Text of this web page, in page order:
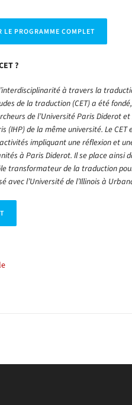
LE PROGRAMME COMPLET
?
à travers la
de la traduction (CET) a été
de l’Université Paris Diderot
(IHP) de la même université. Le
impliquant une réflexion et
à Paris Diderot. Il se place ainsi
transformateur de la traduction
avec l’Université de l’Illinois à